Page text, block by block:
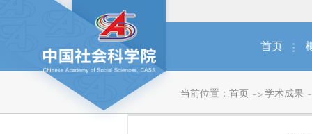
首页
当前位置： 首页 学术成果